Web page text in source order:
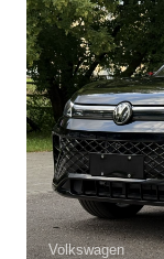
Volkswagen